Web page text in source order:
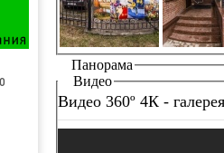
Панорама
Видео
Видео 360º 4К -